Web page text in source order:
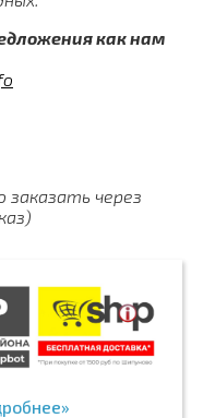
как нам
заказать через